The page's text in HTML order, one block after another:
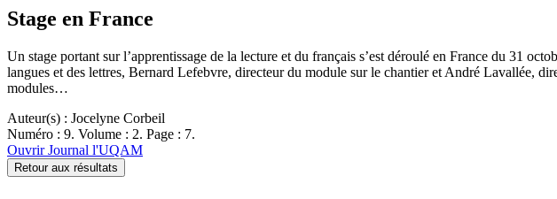
Stage en France
Un stage portant sur l’apprentissage de la lecture et du français s’est déroulé en France du 31
langues et des lettres, Bernard Lefebvre, directeur du module sur le chantier et André Lavallée,
modules…
Auteur(s) : Jocelyne Corbeil
Numéro : 9. Volume : 2. Page : 7.
Ouvrir Journal l'UQAM
Retour aux résultats